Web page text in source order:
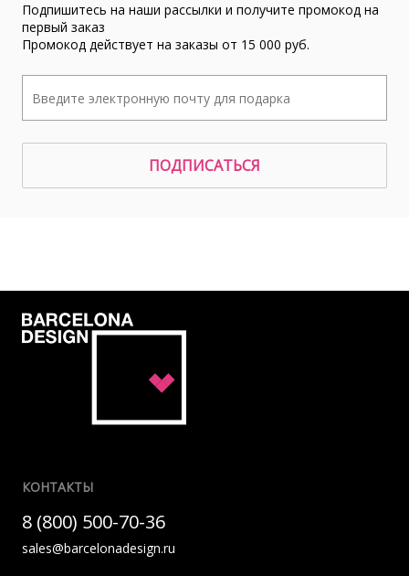
Подпишитесь на наши рассылки и получите промокод на
первый заказ
Промокод действует на заказы от 15 000 руб.
ПОДПИСАТЬСЯ
КОНТАКТЫ
8 (800) 500-70-36
sales@barcelonadesign.ru